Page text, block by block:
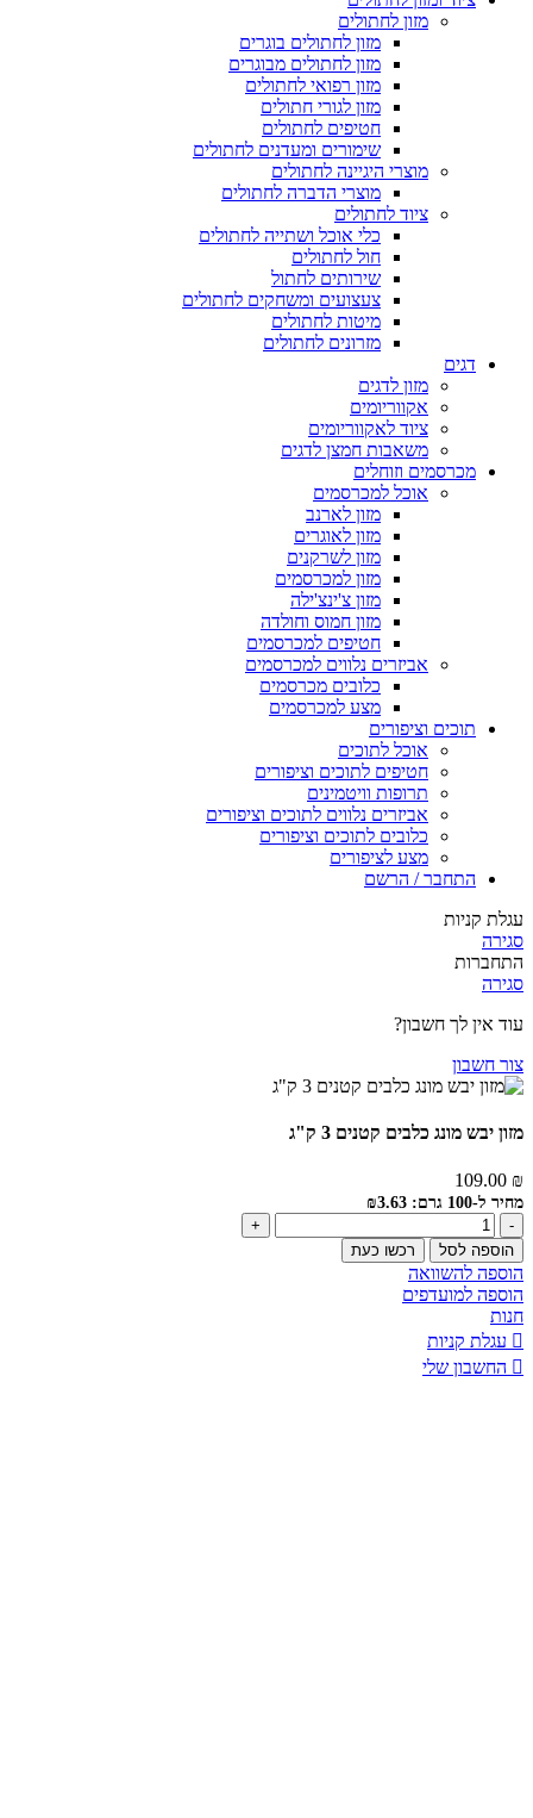
מזון לחתולים
מזון לחתולים בוגרים
מזון לחתולים מבוגרים
מזון רפואי לחתולים
מזון לגורי חתולים
חטיפים לחתולים
שימורים ומעדנים לחתולים
מוצרי היגיינה לחתולים
מוצרי הדברה לחתולים
ציוד לחתולים
כלי אוכל ושתייה לחתולים
חול לחתולים
שירותים לחתול
צעצועים ומשחקים לחתולים
מיטות לחתולים
מזרונים לחתולים
דגים
מזון לדגים
אקווריומים
ציוד לאקווריומים
משאבות חמצן לדגים
מכרסמים וזוחלים
אוכל למכרסמים
מזון לארנב
מזון לאוגרים
מזון לשרקנים
מזון למכרסמים
מזון צ'ינצ'ילה
מזון חמוס וחולדה
חטיפים למכרסמים
אביזרים נלווים למכרסמים
כלובים מכרסמים
מצע למכרסמים
תוכים וציפורים
אוכל לתוכים
חטיפים לתוכים וציפורים
תרופות וויטמינים
אביזרים נלווים לתוכים וציפורים
כלובים לתוכים וציפורים
מצע לציפורים
התחבר / הרשם
עגלת קניות
סגירה
התחברות
סגירה
עוד אין לך חשבון?
צור חשבון
מזון יבש מונג כלבים קטנים 3 ק"ג
109.00 ₪
מחיר ל-100 גרם: ₪3.63
הוספה לסל רכשו כעת
הוספה להשוואה
הוספה למועדפים
חנות
עגלת קניות
החשבון שלי